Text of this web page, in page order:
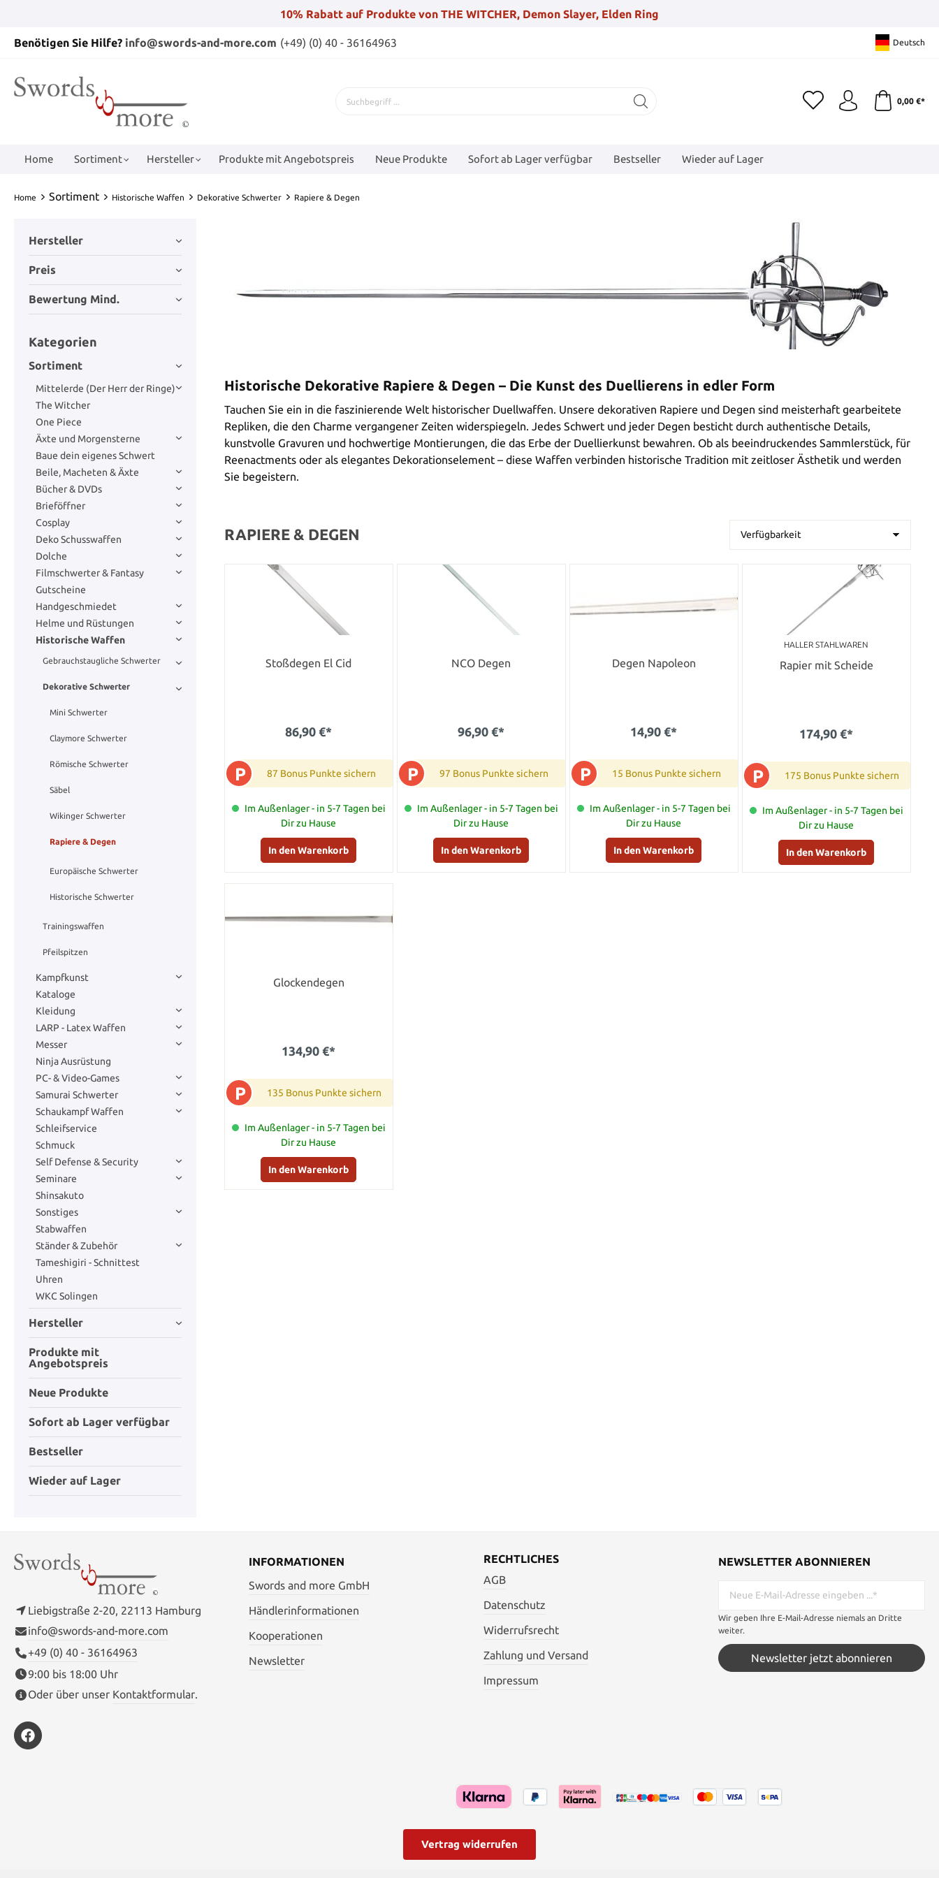
10% Rabatt auf Produkte von THE WITCHER, Demon Slayer, Elden Ring
Benötigen Sie Hilfe? info@swords-and-more.com (+49) (0) 40 - 36164963 Deutsch
0,00 €*
Home Sortiment Hersteller Produkte mit Angebotspreis Neue Produkte Sofort ab Lager verfügbar Bestseller Wieder auf Lager
Home Sortiment Historische Waffen Dekorative Schwerter Rapiere & Degen
Hersteller
Preis
Bewertung Mind.
Kategorien
Sortiment
Mittelerde (Der Herr der Ringe)
The Witcher
One Piece
Äxte und Morgensterne
Baue dein eigenes Schwert
Beile, Macheten & Äxte
Bücher & DVDs
Brieföffner
Cosplay
Deko Schusswaffen
Dolche
Filmschwerter & Fantasy
Gutscheine
Handgeschmiedet
Helme und Rüstungen
Historische Waffen
Gebrauchstaugliche Schwerter
Dekorative Schwerter
Mini Schwerter
Claymore Schwerter
Römische Schwerter
Säbel
Wikinger Schwerter
Rapiere & Degen
Europäische Schwerter
Historische Schwerter
Trainingswaffen
Pfeilspitzen
Kampfkunst
Kataloge
Kleidung
LARP - Latex Waffen
Messer
Ninja Ausrüstung
PC- & Video-Games
Samurai Schwerter
Schaukampf Waffen
Schleifservice
Schmuck
Self Defense & Security
Seminare
Shinsakuto
Sonstiges
Stabwaffen
Ständer & Zubehör
Tameshigiri - Schnittest
Uhren
WKC Solingen
Hersteller
Produkte mit
Angebotspreis
Neue Produkte
Sofort ab Lager verfügbar
Bestseller
Wieder auf Lager
Historische Dekorative Rapiere & Degen – Die Kunst des Duellierens in edler Form
Tauchen Sie ein in die faszinierende Welt historischer Duellwaffen. Unsere dekorativen Rapiere und Degen sind meisterhaft gearbeitete
Repliken, die den Charme vergangener Zeiten widerspiegeln. Jedes Schwert und jeder Degen besticht durch authentische Details,
kunstvolle Gravuren und hochwertige Montierungen, die das Erbe der Duellierkunst bewahren. Ob als beeindruckendes Sammlerstück, für
Reenactments oder als elegantes Dekorationselement – diese Waffen verbinden historische Tradition mit zeitloser Ästhetik und werden
Sie begeistern.
RAPIERE & DEGEN
Stoßdegen El Cid
86,90 €*
P 87 Bonus Punkte sichern
Im Außenlager - in 5-7 Tagen bei
Dir zu Hause
In den Warenkorb
NCO Degen
96,90 €*
P 97 Bonus Punkte sichern
Im Außenlager - in 5-7 Tagen bei
Dir zu Hause
In den Warenkorb
Degen Napoleon
14,90 €*
P 15 Bonus Punkte sichern
Im Außenlager - in 5-7 Tagen bei
Dir zu Hause
In den Warenkorb
HALLER STAHLWAREN
Rapier mit Scheide
174,90 €*
P 175 Bonus Punkte sichern
Im Außenlager - in 5-7 Tagen bei
Dir zu Hause
In den Warenkorb
Glockendegen
134,90 €*
P 135 Bonus Punkte sichern
Im Außenlager - in 5-7 Tagen bei
Dir zu Hause
In den Warenkorb
Liebigstraße 2-20, 22113 Hamburg
info@swords-and-more.com
+49 (0) 40 - 36164963
9:00 bis 18:00 Uhr
Oder über unser Kontaktformular.
INFORMATIONEN
Swords and more GmbH
Händlerinformationen
Kooperationen
Newsletter
RECHTLICHES
AGB
Datenschutz
Widerrufsrecht
Zahlung und Versand
Impressum
NEWSLETTER ABONNIEREN
Wir geben Ihre E-Mail-Adresse niemals an Dritte
weiter.
Newsletter jetzt abonnieren
Vertrag widerrufen